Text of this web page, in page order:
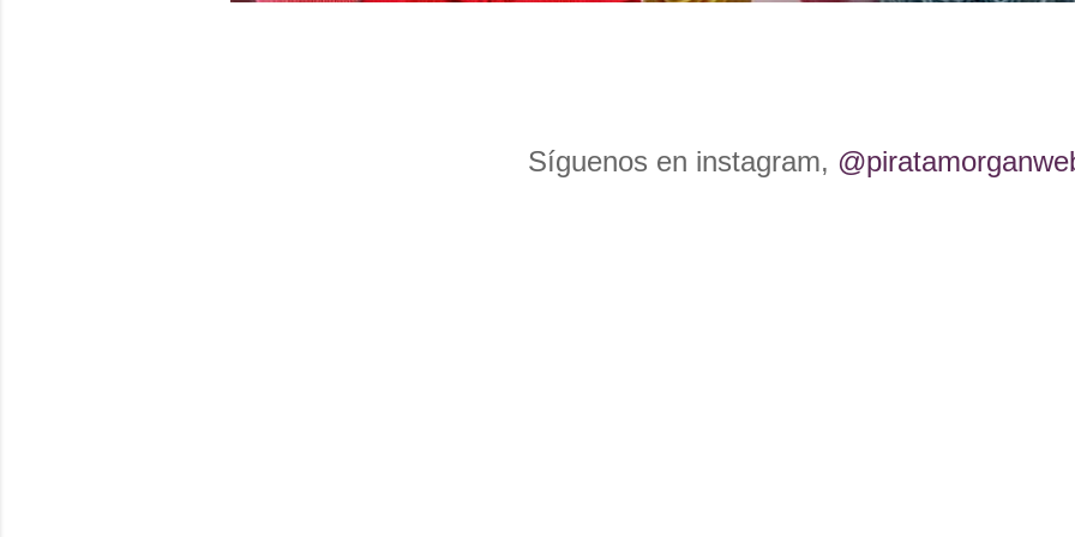
Síguenos en instagram,